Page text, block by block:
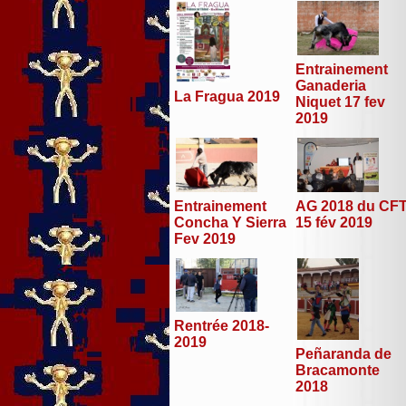
La Fragua 2019
Entrainement
Ganaderia
Niquet 17 fev
2019
Entrainement
Concha Y Sierra
Fev 2019
AG 2018 du
15 fév 2019
Rentrée 2018-
2019
Peñaranda de
Bracamonte
2018